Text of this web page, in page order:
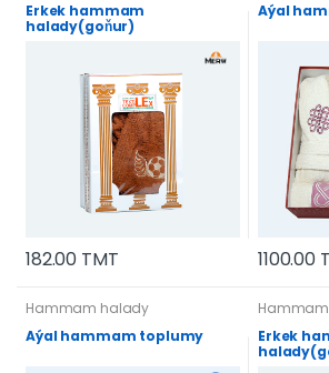
Erkek hammam
halady(goňur)
182.00 TMT
Aýal
1100.00
Hammam halady
Aýal hammam toplumy
Erkek